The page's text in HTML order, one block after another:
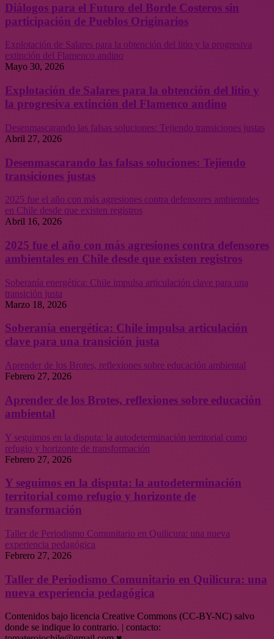
Diálogos para el Futuro del Borde Costeros sin
participación de Pueblos Originarios
Explotación de Salares para la obtención del litio y la progresiva
extinción del Flamenco andino
Mayo 30, 2026
Explotación de Salares para la obtención del litio y
la progresiva extinción del Flamenco andino
Desenmascarando las falsas soluciones: Tejiendo transiciones justas
Abril 27, 2026
Desenmascarando las falsas soluciones: Tejiendo
transiciones justas
2025 fue el año con más agresiones contra defensores ambientales
en Chile desde que existen registros
Abril 16, 2026
2025 fue el año con más agresiones contra defensores
ambientales en Chile desde que existen registros
Soberanía energética: Chile impulsa articulación clave para una
transición justa
Marzo 18, 2026
Soberanía energética: Chile impulsa articulación
clave para una transición justa
Aprender de los Brotes, reflexiones sobre educación ambiental
Febrero 27, 2026
Aprender de los Brotes, reflexiones sobre educación
ambiental
Y seguimos en la disputa: la autodeterminación territorial como
refugio y horizonte de transformación
Febrero 27, 2026
Y seguimos en la disputa: la autodeterminación
territorial como refugio y horizonte de
transformación
Taller de Periodismo Comunitario en Quilicura: una nueva
experiencia pedagógica
Febrero 27, 2026
Taller de Periodismo Comunitario en Quilicura: una
nueva experiencia pedagógica
Contenidos bajo licencia Creative Commons (CC-BY-NC) salvo
donde se indique lo contrario. | contacto: